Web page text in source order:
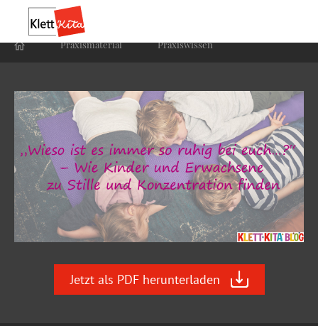
Praxis­material Praxis­wissen
Jetzt als PDF herunterladen